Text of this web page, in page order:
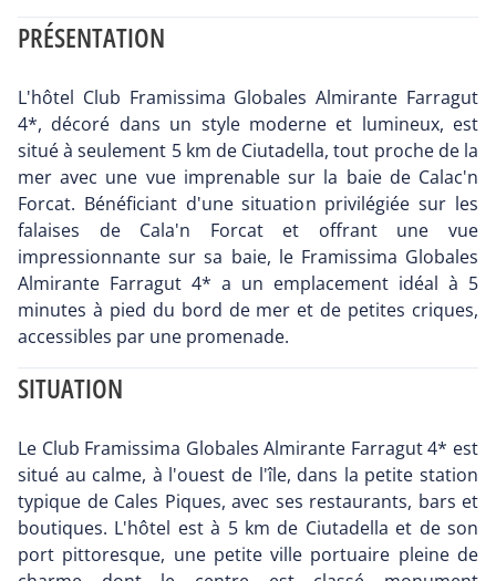
PRÉSENTATION
L'hôtel Club Framissima Globales Almirante Farragut
4*, décoré dans un style moderne et lumineux, est
situé à seulement 5 km de Ciutadella, tout proche de la
mer avec une vue imprenable sur la baie de Calac'n
Forcat. Bénéficiant d'une situation privilégiée sur les
falaises de Cala'n Forcat et offrant une vue
impressionnante sur sa baie, le Framissima Globales
Almirante Farragut 4* a un emplacement idéal à 5
minutes à pied du bord de mer et de petites criques,
accessibles par une promenade.
SITUATION
Le Club Framissima Globales Almirante Farragut 4* est
situé au calme, à l'ouest de l'île, dans la petite station
typique de Cales Piques, avec ses restaurants, bars et
boutiques. L'hôtel est à 5 km de Ciutadella et de son
port pittoresque, une petite ville portuaire pleine de